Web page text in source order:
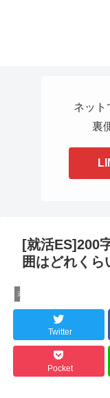
ネット
裏
[就活ES]200
囲はどれくら
未分類
Twitter
Pocket